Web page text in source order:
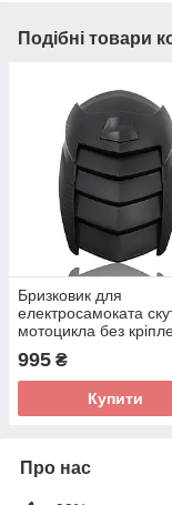
Подібні товари
Бризковик для
електросамоката
мотоцикла без
995 ₴
Купити
Про нас